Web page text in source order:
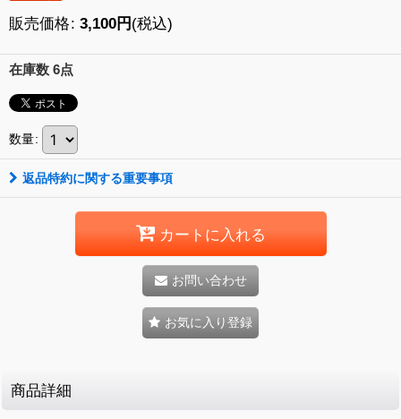
販売価格: 3,100円 (税込)
在庫数 6点
数量:
返品特約に関する重要事項
カートに入れる
お問い合わせ
お気に入り登録
商品詳細